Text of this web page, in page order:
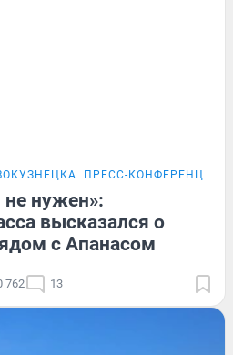
ПРЕСС-КОНФЕРЕНЦИЯ
не нужен»:
высказался о
с Апанасом
762 13